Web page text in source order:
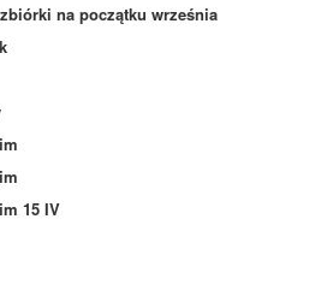
na początku września
15 IV